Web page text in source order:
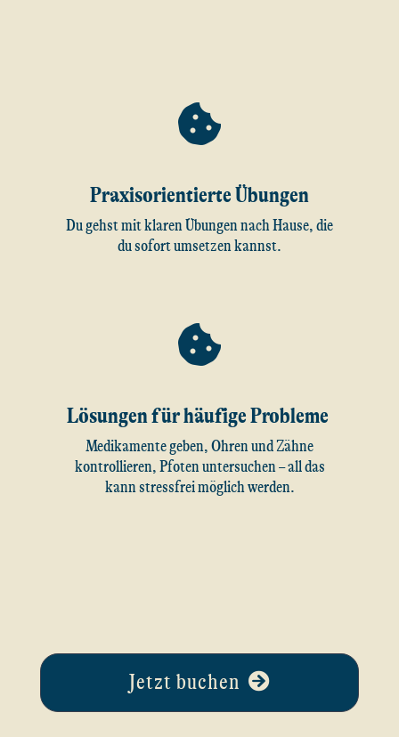
Praxisorientierte Übungen
Du gehst mit klaren Übungen nach Hause, die
du sofort umsetzen kannst.
Lösungen für häufige Probleme
Medikamente geben, Ohren und Zähne
kontrollieren, Pfoten untersuchen – all das
kann stressfrei möglich werden.
Jetzt buchen